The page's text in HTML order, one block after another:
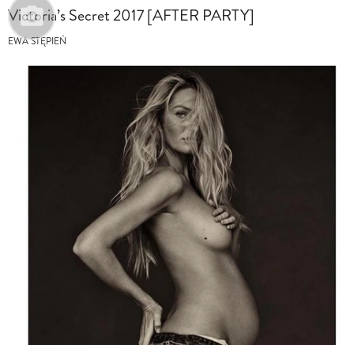
Victoria’s Secret 2017 [AFTER PARTY]
EWA STĘPIEŃ